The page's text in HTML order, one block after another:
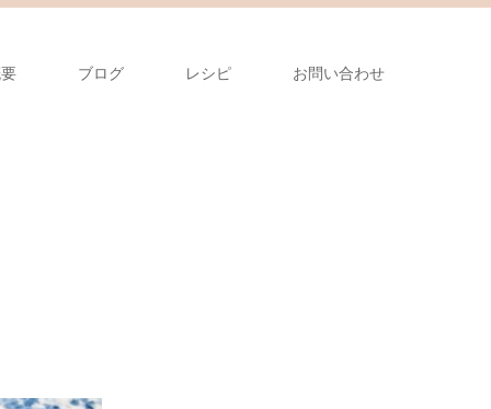
ブログ レシピ お問い合わせ